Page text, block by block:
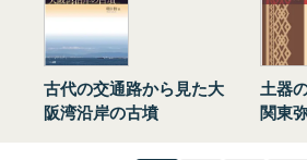
古代の交通路から見た大
阪湾沿岸の古墳
土器
関東